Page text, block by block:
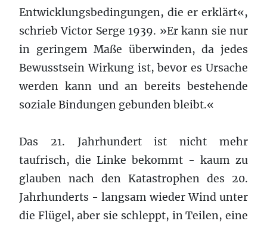
Entwicklungsbedingungen, die er erklärt«,
schrieb Victor Serge 1939. »Er kann sie nur
in geringem Maße überwinden, da jedes
Bewusstsein Wirkung ist, bevor es Ursache
werden kann und an bereits bestehende
soziale Bindungen gebunden bleibt.«
Das 21. Jahrhundert ist nicht mehr
taufrisch, die Linke bekommt - kaum zu
glauben nach den Katastrophen des 20.
Jahrhunderts - langsam wieder Wind unter
die Flügel, aber sie schleppt, in Teilen, eine